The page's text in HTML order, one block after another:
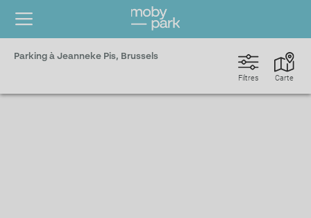
Parking à Jeanneke Pis, Brussels
Carte
Filtres